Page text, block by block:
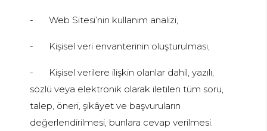
- Web Sitesi’nin kullanım analizi,
- Kişisel veri envanterinin oluşturulması,
-
Kişisel verilere ilişkin olanlar dahil, yazılı,
sözlü veya elektronik olarak iletilen tüm soru,
talep, öneri, şikâyet ve başvuruların
değerlendirilmesi, bunlara cevap verilmesi.